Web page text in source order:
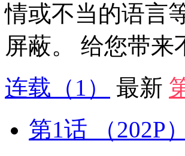
情或不当的语言
屏蔽。 给您带来
连载 （1） 最新
第1话
（202P）